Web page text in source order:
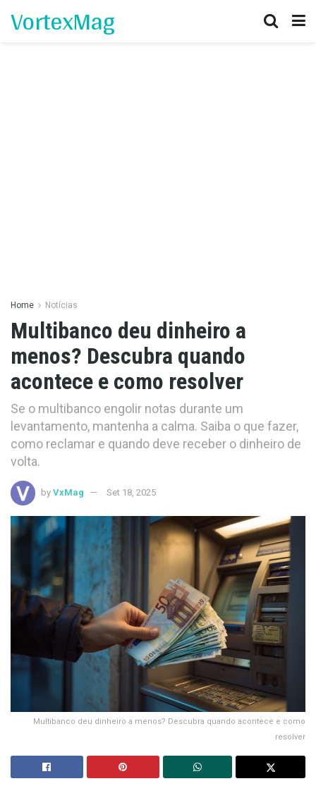
VortexMag
Home Notícias
Multibanco deu dinheiro a
menos? Descubra quando
acontece e como resolver
Se o multibanco engolir notas durante um
levantamento, mantenha a calma. Saiba o que fazer,
como reclamar e quando deve receber o dinheiro de
volta.
by VxMag Set 18, 2025
Multibanco deu dinheiro a menos? Descubra quando acontece e como
resolver